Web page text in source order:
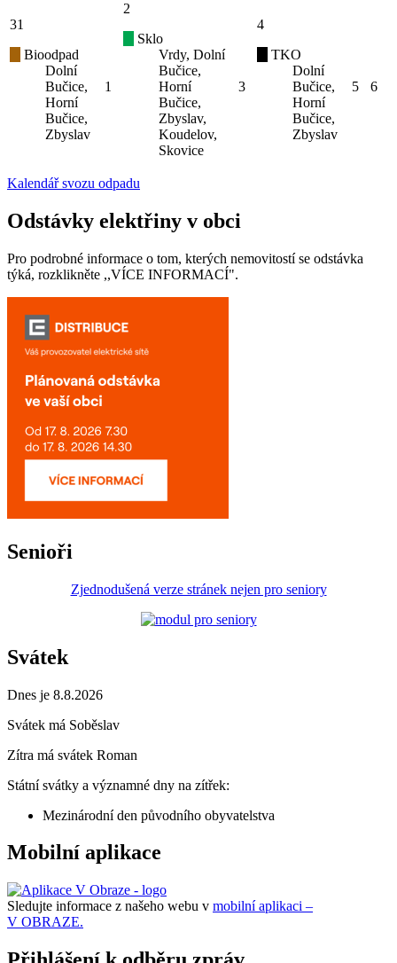
31
Bioodpad
Dolní
Bučice,
Horní
Bučice,
Zbyslav
1
2
Sklo
Vrdy, Dolní
Bučice,
Horní
Bučice,
Zbyslav,
Koudelov,
Skovice
3
4
TKO
Dolní
Bučice,
Horní
Bučice,
Zbyslav
5 6
Kalendář svozu odpadu
Odstávky elektřiny v obci
Pro podrobné informace o tom, kterých nemovitostí se odstávka
týká, rozklikněte ,,VÍCE INFORMACÍ".
Senioři
Zjednodušená verze stránek nejen pro seniory
Svátek
Dnes je 8.8.2026
Svátek má Soběslav
Zítra má svátek Roman
Státní svátky a významné dny na zítřek:
Mezinárodní den původního obyvatelstva
Mobilní aplikace
Sledujte informace z našeho webu v mobilní aplikaci –
V OBRAZE.